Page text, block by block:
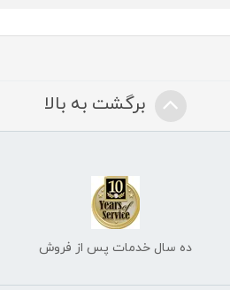
برگشت به بالا
ده سال خدمات پس از فروش